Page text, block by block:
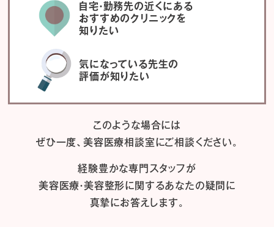
自宅・勤務先の近くにある
おすすめのクリニックを
知りたい
気になっている先生の
評価が知りたい
このような場合には
ぜひ一度、美容医療相談室にご相談ください。
経験豊かな専門スタッフが
美容医療・美容整形に関するあなたの疑問に
真摯にお答えします。